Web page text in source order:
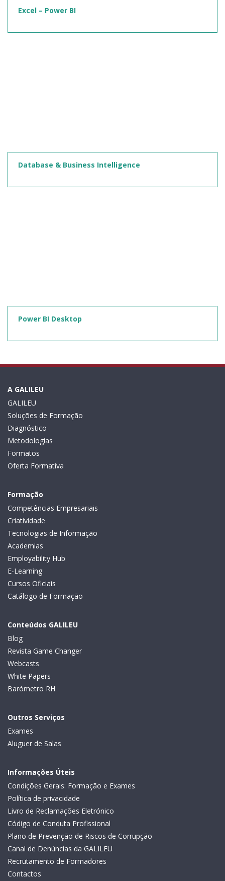
Excel – Power BI
Database & Business Intelligence
Power BI Desktop
A GALILEU
GALILEU
Soluções de Formação
Diagnóstico
Metodologias
Formatos
Oferta Formativa
Formação
Competências Empresariais
Criatividade
Tecnologias de Informação
Academias
Employability Hub
E-Learning
Cursos Oficiais
Catálogo de Formação
Conteúdos GALILEU
Blog
Revista Game Changer
Webcasts
White Papers
Barómetro RH
Outros Serviços
Exames
Aluguer de Salas
Informações Úteis
Condições Gerais: Formação e Exames
Política de privacidade
Livro de Reclamações Eletrónico
Código de Conduta Profissional
Plano de Prevenção de Riscos de Corrupção
Canal de Denúncias da GALILEU
Recrutamento de Formadores
Contactos